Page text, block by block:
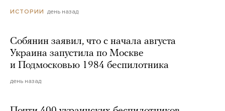
ИСТОРИИ день назад
Собянин заявил, что с начала августа
Украина запустила по Москве
и Подмосковью 1984 беспилотника
день назад